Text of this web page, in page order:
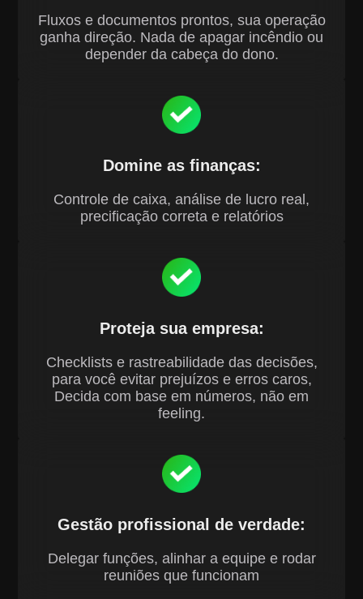
Fluxos e documentos prontos, sua operação
ganha direção. Nada de apagar incêndio ou
depender da cabeça do dono.
Domine as finanças:
Controle de caixa, análise de lucro real,
precificação correta e relatórios
Proteja sua empresa:
Checklists e rastreabilidade das decisões,
para você evitar prejuízos e erros caros,
Decida com base em números, não em
feeling.
Gestão profissional de verdade:
Delegar funções, alinhar a equipe e rodar
reuniões que funcionam